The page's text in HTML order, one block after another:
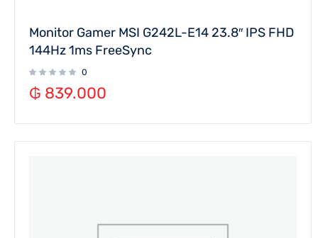
Monitor Gamer MSI G242L-E14 23.8″ IPS FHD
144Hz 1ms FreeSync
0
₲ 839.000